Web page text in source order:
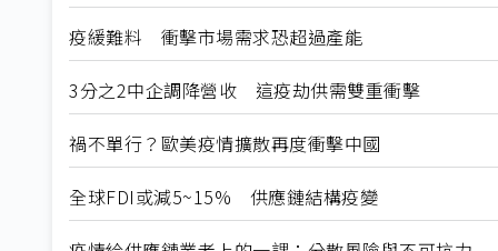
疫緩難料 衝擊市場需求恐超過產能
3分之2中企調降營收 這疫劫供需雙重衝擊
禍不單行？歐美疫情擴散再度衝擊中國
全球FDI或減5~15% 供應鏈結構疫變